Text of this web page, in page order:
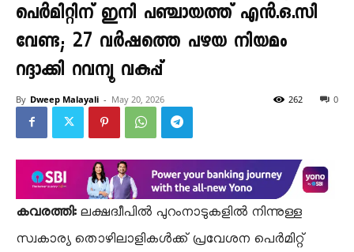
പെർമിറ്റിന് ഇനി പഞ്ചായത്ത് എൻ.ഒ.സി
വേണ്ട; 27 വർഷത്തെ പഴയ നിയമം
റദ്ദാക്കി റവന്യൂ വകുപ്പ്
By Dweep Malayali - May 20, 2026 0
262
കവരത്തി:ലക്ഷദ്വീപിൽ പുറംനാടുകളിൽ നിന്നുള്ള
സ്വകാര്യ തൊഴിലാളികൾക്ക് പ്രവേശന പെർമിറ്റ്